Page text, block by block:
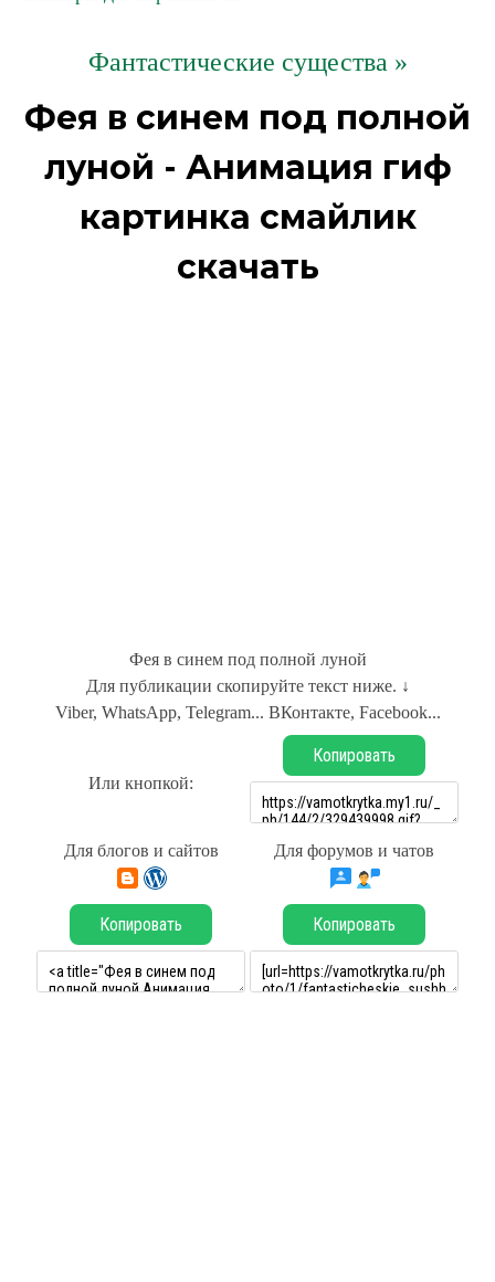
Фантастические существа »
Фея в синем под полной
луной - Анимация гиф
картинка смайлик
скачать
Фея в синем под полной луной
Для публикации скопируйте текст ниже. ↓
Viber, WhatsApp, Telegram... ВКонтакте, Facebook...
Или кнопкой:
Копировать
Для блогов и сайтов Для форумов и чатов
Копировать Копировать